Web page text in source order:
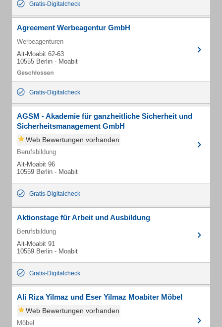
Gratis-Digitalcheck
Agreement Werbeagentur GmbH
Werbeagenturen
Alt-Moabit 62-63
10555 Berlin - Moabit
Gratis-Digitalcheck
AGSM - Akademie für ganzheitliche Sicherheit und
Sicherheitsmanagement GmbH
Web Bewertungen vorhanden
Berufsbildung
Alt-Moabit 96
10559 Berlin - Moabit
Gratis-Digitalcheck
Aktionstage für Arbeit und Ausbildung
Berufsbildung
Alt-Moabit 91
10559 Berlin - Moabit
Gratis-Digitalcheck
Ali Riza Yilmaz und Eser Yilmaz Moabiter Möbel
Web Bewertungen vorhanden
Möbel